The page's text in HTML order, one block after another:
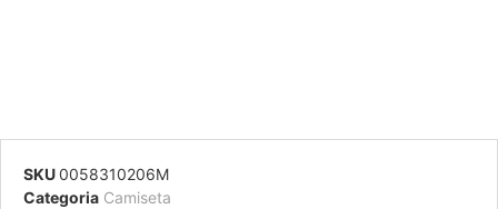
SKU0058310206M
Categoria Camiseta